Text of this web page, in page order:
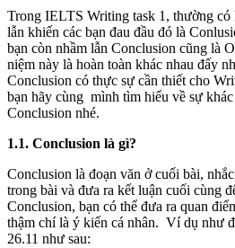
Trong IELTS Writing task 1, thường có
lẫn khiến các bạn đau đầu đó là
bạn còn nhầm lẫn Conclusion cũng là
niệm này là hoàn toàn khác nhau đấy
Conclusion có thực sự cần thiết cho
bạn hãy cùng mình tìm hiểu về sự
Conclusion nhé.
1.1. Conclusion là gì?
Conclusion là đoạn văn ở cuối bài,
trong bài và đưa ra kết luận cuối cùng
Conclusion, bạn có thể đưa ra quan
thậm chí là ý kiến cá nhân. Ví dụ như
26.11 như sau: